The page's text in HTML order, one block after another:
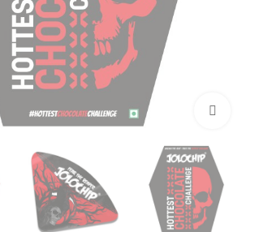
بزرگنمایی تصویر